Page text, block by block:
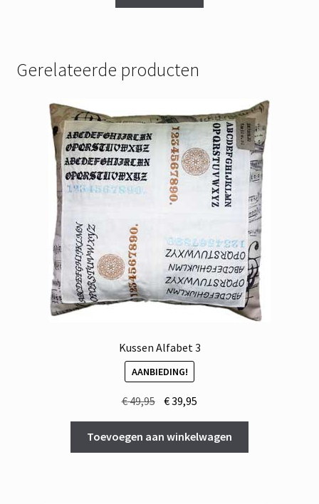
Gerelateerde producten
Kussen Alfabet 3
AANBIEDING!
€49,95 Oorspronkelijke
was:
€ 49,95.
€39,95
is:
€ 39,95.
Toevoegen aan winkelwagen